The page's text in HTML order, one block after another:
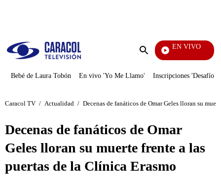
Enviar
EN VIVO
EFÉ
Bebé de Laura Tobón En vivo 'Yo Me Llamo' Inscripciones 'Desafío'
Caracol TV / Actualidad / Decenas de fanáticos de Omar Geles lloran su
Decenas de fanáticos de Omar
Geles lloran su muerte frente a las
puertas de la Clínica Erasmo